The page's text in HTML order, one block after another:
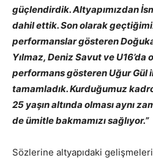
güçlendirdik. Altyapımızdan
dahil ettik. Son olarak
performanslar gösteren
Yılmaz, Deniz Savut ve U16’da
performans gösteren Uğur Gül
tamamladık. Kurduğumuz
25 yaşın altında olması aynı
de ümitle bakmamızı sağlıyor.”
Sözlerine altyapıdaki